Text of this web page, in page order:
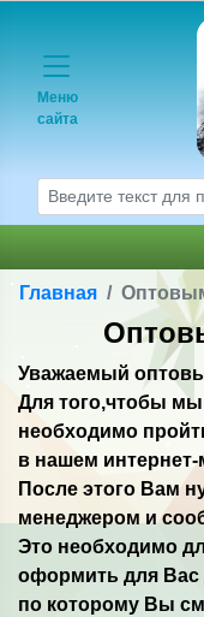
Меню
сайта
Главная
Уважаемый
Для того,чтобы
необходимо
в нашем интернет-
После этого Вам
менеджером и
Это необходимо
оформить для Вас
по которому Вы